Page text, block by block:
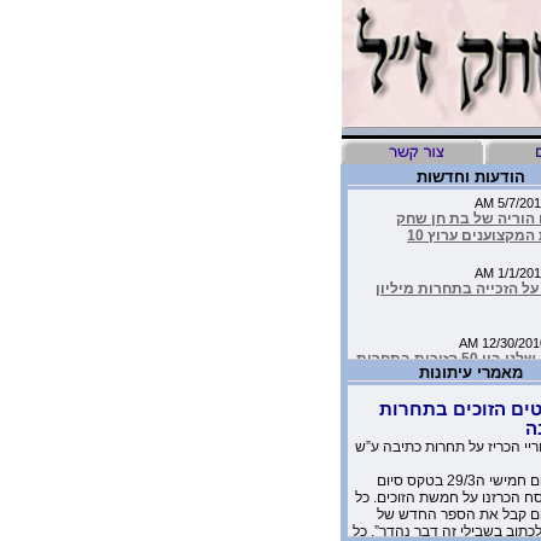
הודעות וחדשות
הוריה של בת חן שחק
ערוץ 10
הזכייה בתחרות מיליון
העמותה שלנו בין 50 הזוכות בתחרות
כתבה על הסרטון של
בטור שלה בעיתון
מדהימים שקבלנו מילדים
יומניה של בת-חן
מאמרי עיתונות
הזוכים בתחרות
הכריז על תחרות כתיבה ע”ש
אתמול יום חמישי ה29/3 בטקס סיום
הכרזנו על חמשת הזוכים. כל
קבל את הספר החדש של
בשבילי זה דבר נהדר”. כל